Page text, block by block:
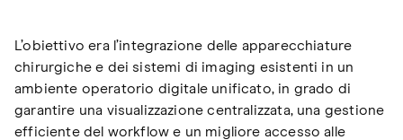
L’obiettivo era l’integrazione delle apparecchiature
chirurgiche e dei sistemi di imaging esistenti in un
ambiente operatorio digitale unificato, in grado di
garantire una visualizzazione centralizzata, una gestione
efficiente del workflow e un migliore accesso alle